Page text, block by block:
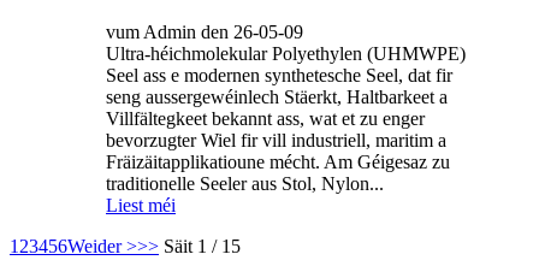
vum Admin den 26-05-09
Ultra-héichmolekular Polyethylen (UHMWPE)
Seel ass e modernen synthetesche Seel, dat fir
seng aussergewéinlech Stäerkt, Haltbarkeet a
Villfältegkeet bekannt ass, wat et zu enger
bevorzugter Wiel fir vill industriell, maritim a
Fräizäitapplikatioune mécht. Am Géigesaz zu
traditionelle Seeler aus Stol, Nylon...
Liest méi
1 23456Weider >>> Säit 1 / 15